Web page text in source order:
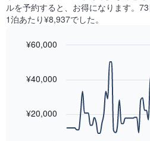
日
ご
の
の
料
ルを予約すると、お得になります。
1泊あたり¥8,937でした。
with
¥20,000
¥40,000
¥60,000